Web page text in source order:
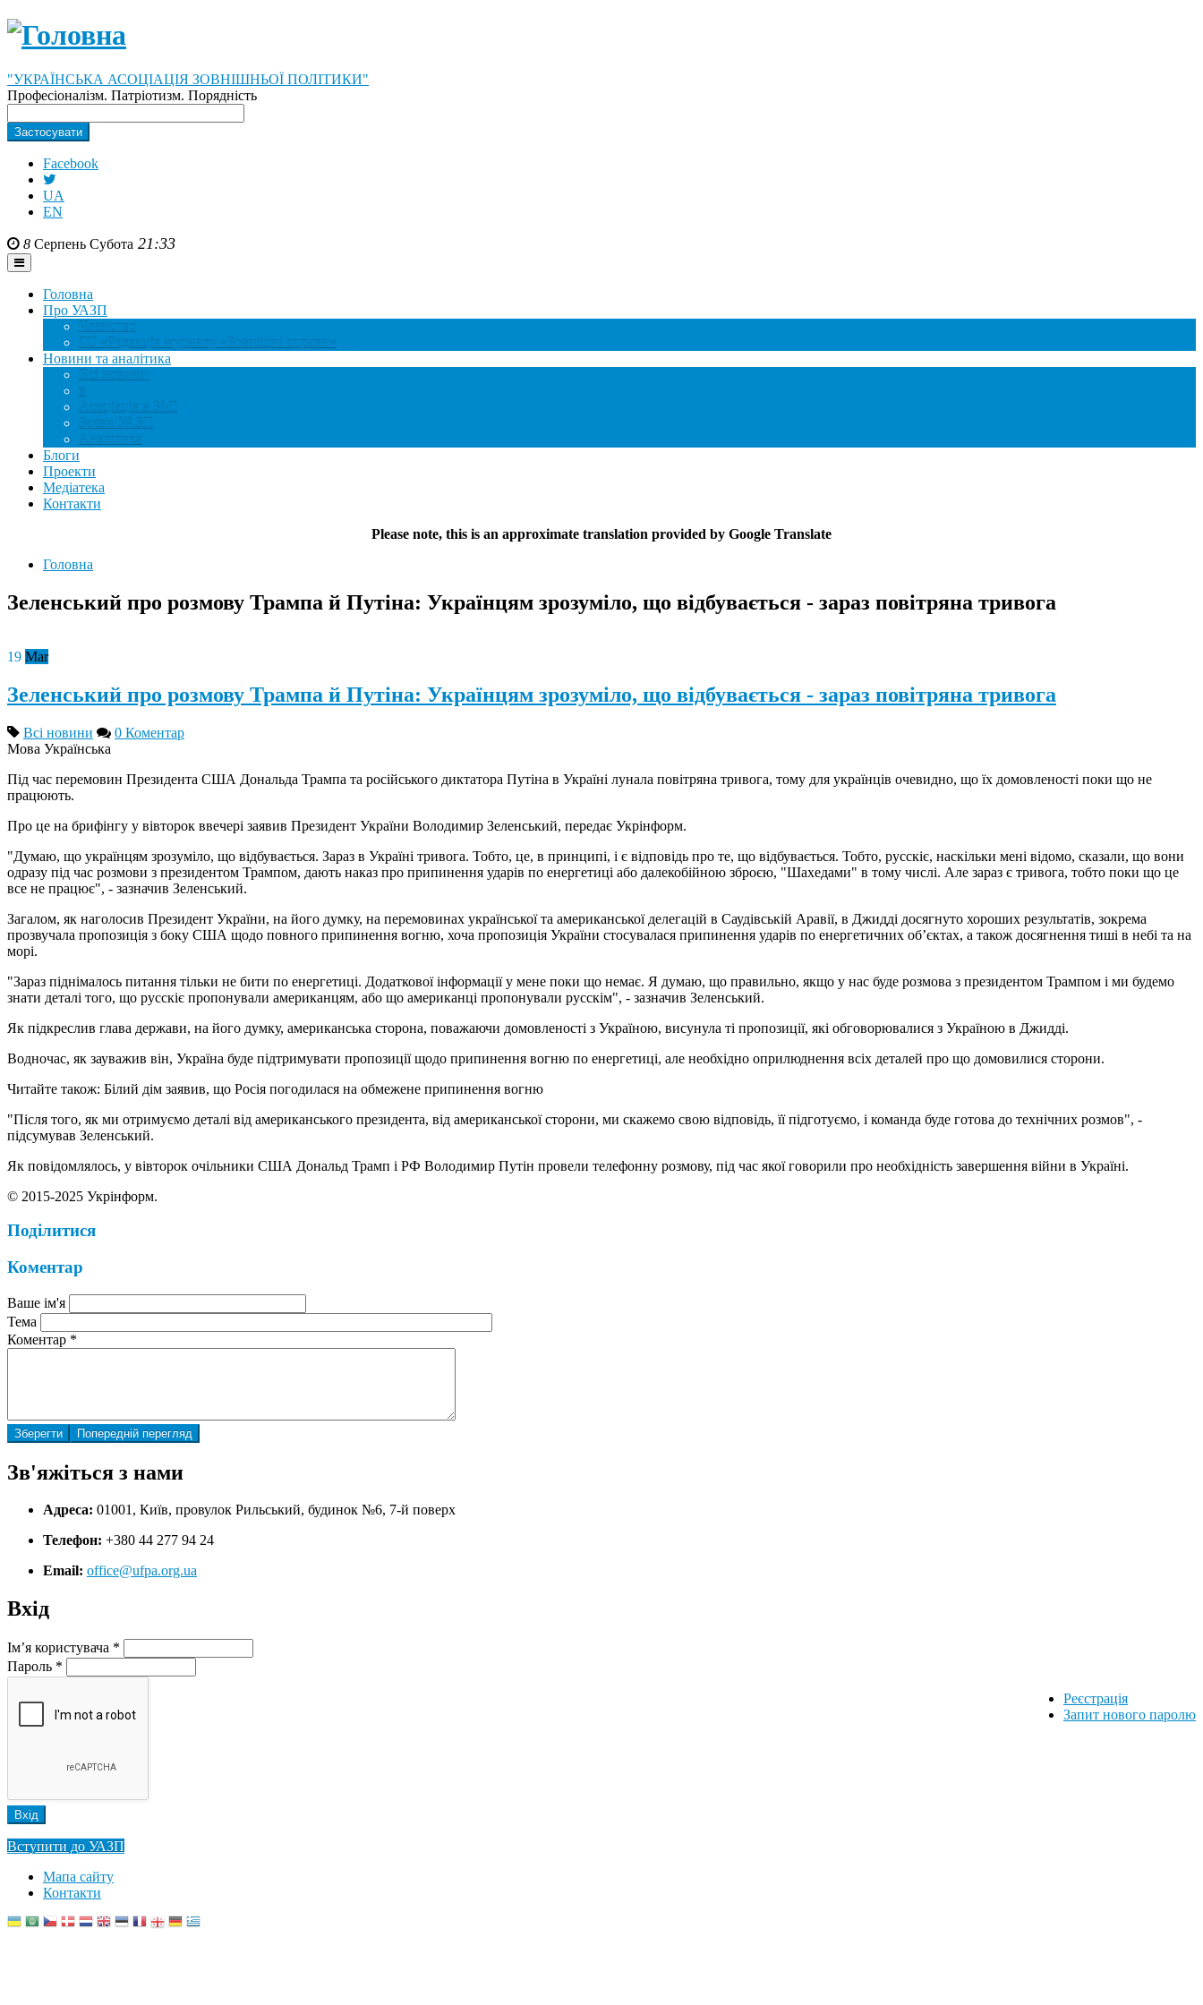
"УКРАЇНСЬКА АСОЦІАЦІЯ ЗОВНІШНЬОЇ ПОЛІТИКИ"
Професіоналізм. Патріотизм. Порядність
Facebook
UA
EN
8 Серпень Субота 21:33
Головна
Про УАЗП
Членство
ГС «Редакція журналу «Зовнішні справи»
Новини та аналітика
Всі новини
в
Асоціація в ЗМІ
Заяви УАЗП
Аналітика
Блоги
Проекти
Медіатека
Контакти
Please note, this is an approximate translation provided by Google Translate
Головна
Зеленський про розмову Трампа й Путіна: Українцям зрозуміло, що відбувається - зараз повітряна тривога
19 Mar
Зеленський про розмову Трампа й Путіна: Українцям зрозуміло, що відбувається - зараз повітряна тривога
Всі новини
0 Коментар
Мова Українська
Під час перемовин Президента США Дональда Трампа та російського диктатора Путіна в Україні лунала повітряна тривога, тому для українців очевидно, що їх домовленості поки що не
працюють.
Про це на брифінгу у вівторок ввечері заявив Президент України Володимир Зеленський, передає Укрінформ.
"Думаю, що українцям зрозуміло, що відбувається. Зараз в Україні тривога. Тобто, це, в принципі, і є відповідь про те, що відбувається. Тобто, русскіє, наскільки мені відомо, сказали, що вони
одразу під час розмови з президентом Трампом, дають наказ про припинення ударів по енергетиці або далекобійною зброєю, "Шахедами" в тому числі. Але зараз є тривога, тобто поки що це
все не працює", - зазначив Зеленський.
Загалом, як наголосив Президент України, на його думку, на перемовинах української та американської делегацій в Саудівській Аравії, в Джидді досягнуто хороших результатів, зокрема
прозвучала пропозиція з боку США щодо повного припинення вогню, хоча пропозиція України стосувалася припинення ударів по енергетичних обʼєктах, а також досягнення тиші в небі та на
морі.
"Зараз піднімалось питання тільки не бити по енергетиці. Додаткової інформації у мене поки що немає. Я думаю, що правильно, якщо у нас буде розмова з президентом Трампом і ми будемо
знати деталі того, що русскіє пропонували американцям, або що американці пропонували русскім", - зазначив Зеленський.
Як підкреслив глава держави, на його думку, американська сторона, поважаючи домовленості з Україною, висунула ті пропозиції, які обговорювалися з Україною в Джидді.
Водночас, як зауважив він, Україна буде підтримувати пропозиції щодо припинення вогню по енергетиці, але необхідно оприлюднення всіх деталей про що домовилися сторони.
Читайте також: Білий дім заявив, що Росія погодилася на обмежене припинення вогню
"Після того, як ми отримуємо деталі від американського президента, від американської сторони, ми скажемо свою відповідь, її підготуємо, і команда буде готова до технічних розмов", -
підсумував Зеленський.
Як повідомлялось, у вівторок очільники США Дональд Трамп і РФ Володимир Путін провели телефонну розмову, під час якої говорили про необхідність завершення війни в Україні.
© 2015-2025 Укрінформ.
Поділитися
Коментар
Ваше ім'я
Тема
Коментар *
Зв'яжіться з нами
Адреса: 01001, Київ, провулок Рильський, будинок №6, 7-й поверх
Телефон: +380 44 277 94 24
Email: office@ufpa.org.ua
Вхід
Ім’я користувача *
Пароль *
Реєстрація
Запит нового паролю
Вступити до УАЗП
Мапа сайту
Контакти